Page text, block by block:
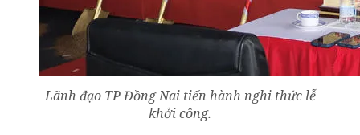
Lãnh đạo TP Đồng Nai tiến hành nghi thức lễ
khởi công.